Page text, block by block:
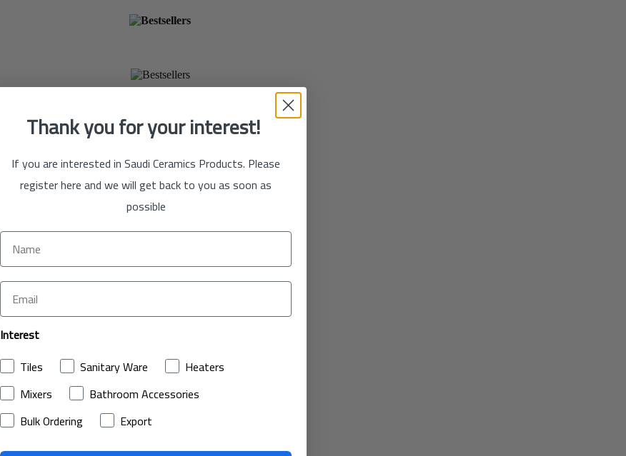
Thank you for your interest!
If you are interested in Saudi Ceramics Products. Please
register here and we will get back to you as soon as
possible
Interest
Tiles
Sanitary Ware
Heaters
Mixers
Bathroom Accessories
Bulk Ordering
Export